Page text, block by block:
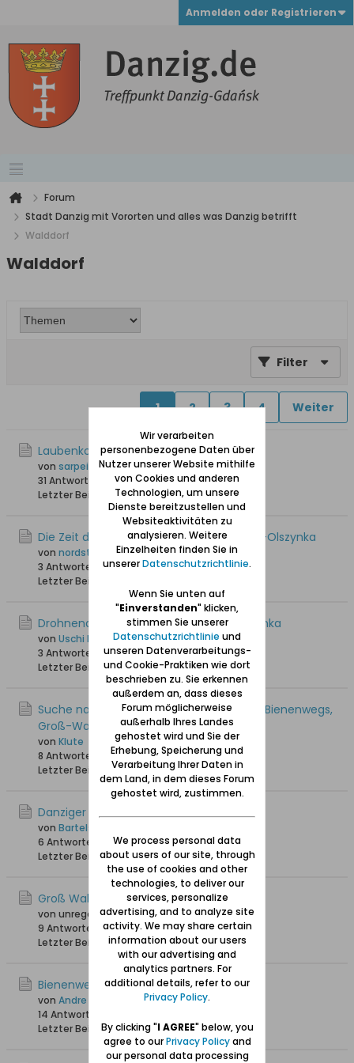
Anmelden oder Registrieren
Forum
Stadt Danzig mit Vororten und alles was Danzig betrifft
Walddorf
Walddorf
Filter
1 2 3 4 Weiter
Laubenkolonien Groß-Walddorf
von sarpei
31 Antworten
43.100 Hits0 Likes
Letzter Beitrag
07.07.2023, 15:44
Die Zeit der Schlittenfahrten in Walddorf-Olszynka
von nordsternxxl
3 Antworten
19.967 Hits0 Likes
Letzter Beitrag
Drohnenaufnahme über Walddorf/Olszynka
von Uschi Danziger
3 Antworten
4.431 Hits0 Likes
Letzter Beitrag10.02.2022, 11:09
Suche nach ehemaligen Bewohnern des Bienenwegs,
Groß-Walddorf für Projekt
von Klute
8 Antworten
5.790 Hits0 Likes
Letzter Beitrag
05.12.2021, 13:55
Danziger Bauamt (Region !)
von Bartels
6 Antworten
6.358 Hits0 Likes
Letzter Beitrag26.04.2021, 09:58
Groß Walddorf
von unregestriert
9 Antworten
20.329 Hits0 Likes
Letzter Beitrag09.12.2020, 19:19
Bienenweg
von Andre
14 Antworten
Letzter Beitrag 06.07.2020, 08:39
Wir verarbeiten
personenbezogene Daten über
Nutzer unserer Website mithilfe
von Cookies und anderen
Technologien, um unsere
Dienste bereitzustellen und
Websiteaktivitäten zu
analysieren. Weitere
Einzelheiten finden Sie in
unsererDatenschutzrichtlinie.
Wenn Sie unten auf
"Einverstanden" klicken,
stimmen Sie unserer
Datenschutzrichtlinie und
unseren Datenverarbeitungs-
und Cookie-Praktiken wie dort
beschrieben zu. Sie erkennen
außerdem an, dass dieses
Forum möglicherweise
außerhalb Ihres Landes
gehostet wird und Sie der
Erhebung, Speicherung und
Verarbeitung Ihrer Daten in
dem Land, in dem dieses Forum
gehostet wird, zustimmen.
We process personal data
about users of our site, through
the use of cookies and other
technologies, to deliver our
services, personalize
advertising, and to analyze site
activity. We may share certain
information about our users
with our advertising and
analytics partners. For
additional details, refer to our
Privacy Policy.
By clicking "I AGREE" below, you
agree to ourPrivacy Policyand
our personal data processing